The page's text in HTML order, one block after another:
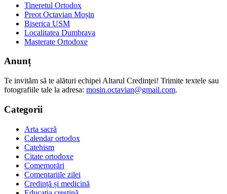
Tineretul Ortodox
Preot Octavian Moșin
Biserica USM
Localitatea Dumbrava
Masterate Ortodoxe
Anunț
Te invităm să te alături echipei Altarul Credinţei! Trimite textele sau
fotografiile tale la adresa: mosin.octavian@gmail.com.
Categorii
Arta sacră
Calendar ortodox
Catehism
Citate ortodoxe
Comemorări
Comentariile zilei
Credință și medicină